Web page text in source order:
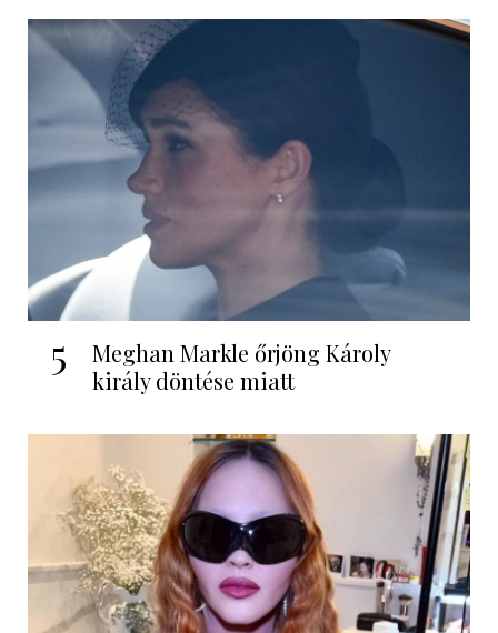
5
Meghan Markle őrjöng Károly
király döntése miatt